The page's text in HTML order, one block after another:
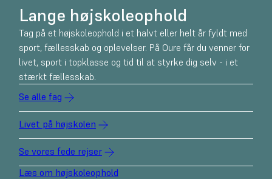
Lange højskoleophold
Tag på et højskoleophold i et halvt eller helt år fyldt med
sport, fællesskab og oplevelser. På Oure får du venner for
livet, sport i topklasse og tid til at styrke dig selv - i et
stærkt fællesskab.
Se alle fag
Livet på højskolen
Se vores fede rejser
Læs om højskoleophold